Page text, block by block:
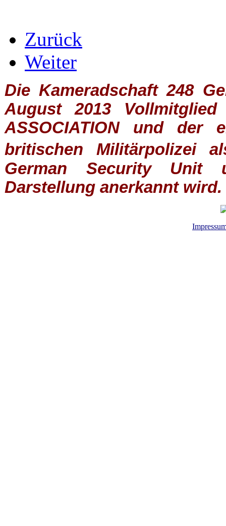
Zurück
Weiter
Die Kameradschaft 248
August 2013
ASSOCIATIONund der
britischen
Militärpolizei
German Security Unit
Darstellung anerkannt wird.